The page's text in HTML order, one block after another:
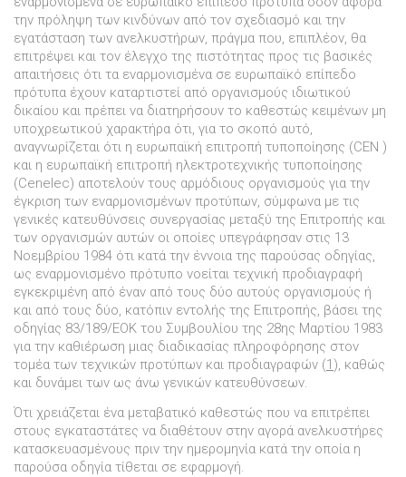
την πρόληψη των κινδύνων από τον σχεδιασµό και την
εγατάσταση των ανελκυστήρων, πράγµα που, επιπλέον, θα
επιτρέψει και τον έλεγχο της πιστότητας προς τις βασικές
απαιτήσεις ότι τα εναρµονισµένα σε ευρωπαϊκό επίπεδο
πρότυπα έχουν καταρτιστεί από οργανισµούς ιδιωτικού
δικαίου και πρέπει να διατηρήσουν το καθεστώς κειµένων µη
υποχρεωτικού χαρακτήρα ότι, για το σκοπό αυτό,
αναγνωρίζεται ότι η ευρωπαϊκή επιτροπή τυποποίησης (CEN )
και η ευρωπαϊκή επιτροπή ηλεκτροτεχνικής τυποποίησης
(Cenelec) αποτελούν τους αρµόδιους οργανισµούς για την
έγκριση των εναρµονισµένων προτύπων, σύµφωνα µε τις
γενικές κατευθύνσεις συνεργασίας µεταξύ της Επιτροπής και
των οργανισµών αυτών οι οποίες υπεγράφησαν στις 13
Νοεµβρίου 1984 ότι κατά την έννοια της παρούσας οδηγίας,
ως εναρµονισµένο πρότυπο νοείται τεχνική προδιαγραφή
εγκεκριµένη από έναν από τους δύο αυτούς οργανισµούς ή
και από τους δύο, κατόπιν εντολής της Επιτροπής, βάσει της
οδηγίας 83/189/ΕΟΚ του Συµβουλίου της 28ης Μαρτίου 1983
για την καθιέρωση µιας διαδικασίας πληροφόρησης στον
τοµέα των τεχνικών προτύπων και προδιαγραφών (1 ), καθώς
και δυνάµει των ως άνω γενικών κατευθύνσεων.
Ότι χρειάζεται ένα µεταβατικό καθεστώς που να επιτρέπει
στους εγκαταστάτες να διαθέτουν στην αγορά ανελκυστήρες
κατασκευασµένους πριν την ηµεροµηνία κατά την οποία η
παρούσα οδηγία τίθεται σε εφαρµογή.